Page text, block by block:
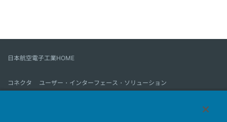
日本航空電子工業HOME
コネクタ
ユーザー・インターフェース・ソリューション